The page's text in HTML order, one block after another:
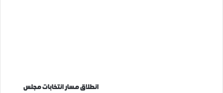
انطلاق مسار انتخابات مجلس